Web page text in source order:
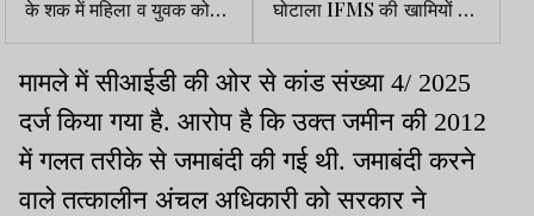
के शक में महिला व युवक को
अर्धनग्न कर गांव में घुमाया, 5
नामजद समेत 40 पर केस
घोटाला IFMS की खामियों का
परिणाम
मामले में सीआईडी की ओर से कांड संख्या 4/ 2025
दर्ज किया गया है. आरोप है कि उक्त जमीन की 2012
में गलत तरीके से जमाबंदी की गई थी. जमाबंदी करने
वाले तत्कालीन अंचल अधिकारी को सरकार ने